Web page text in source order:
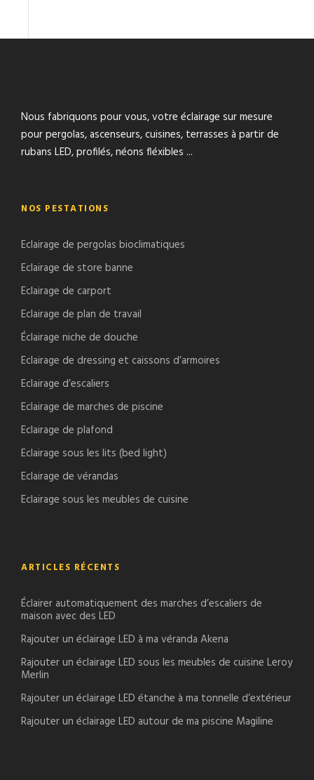
Nous fabriquons pour vous, votre éclairage sur mesure
pour pergolas, ascenseurs, cuisines, terrasses à partir de
rubans LED, profilés, néons fléxibles ...
NOS PESTATIONS
Eclairage de pergolas bioclimatiques
Eclairage de store banne
Eclairage de carport
Eclairage de plan de travail
Éclairage niche de douche
Eclairage de dressing et caissons d’armoires
Eclairage d’escaliers
Eclairage de marches de piscine
Eclairage de plafond
Eclairage sous les lits (bed light)
Eclairage de vérandas
Eclairage sous les meubles de cuisine
ARTICLES RÉCENTS
Éclairer automatiquement des marches d’escaliers de
maison avec des LED
Rajouter un éclairage LED à ma véranda Akena
Rajouter un éclairage LED sous les meubles de cuisine Leroy
Merlin
Rajouter un éclairage LED étanche à ma tonnelle d’extérieur
Rajouter un éclairage LED autour de ma piscine Magiline